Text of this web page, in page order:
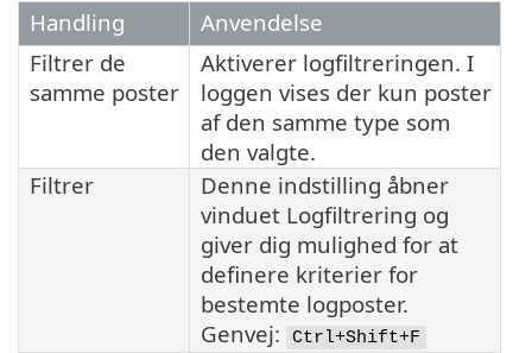
Handling
Anvendelse
Filtrer de
samme poster
Aktiverer logfiltreringen. I
loggen vises der kun poster
af den samme type som
den valgte.
Filtrer
Denne indstilling åbner
vinduet Logfiltrering og
giver dig mulighed for at
definere kriterier for
bestemte logposter.
Genvej:
Ctrl+Shift+F